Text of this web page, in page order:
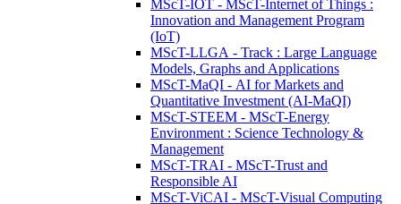
MScT-IOT - MScT-Internet of Things :
Innovation and Management Program
(IoT)
MScT-LLGA - Track : Large Language
Models, Graphs and Applications
MScT-MaQI - AI for Markets and
Quantitative Investment (AI-MaQI)
MScT-STEEM - MScT-Energy
Environment : Science Technology &
Management
MScT-TRAI - MScT-Trust and
Responsible AI
MScT-ViCAI - MScT-Visual Computing